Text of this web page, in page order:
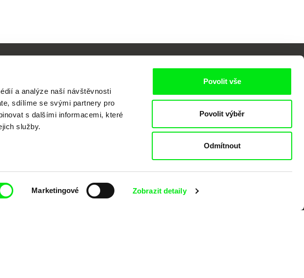
a analýze naší návštěvnosti
sdílíme se svými partnery pro
s dalšími informacemi, které
služby.
Marketingové Zobrazit detaily
Povolit vše
Povolit výběr
Odmítnout
kino
filmy